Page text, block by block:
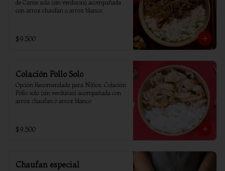
de Carne sola (sin verduras) acompañada
con arroz chaufan o arroz blanco.
$9.500
Colación Pollo Solo
Opción Recomendada para Niños. Colación
Pollo solo (sin verduras) acompañada con
arroz chaufan ó arroz blanco
$9.500
Chaufan especial